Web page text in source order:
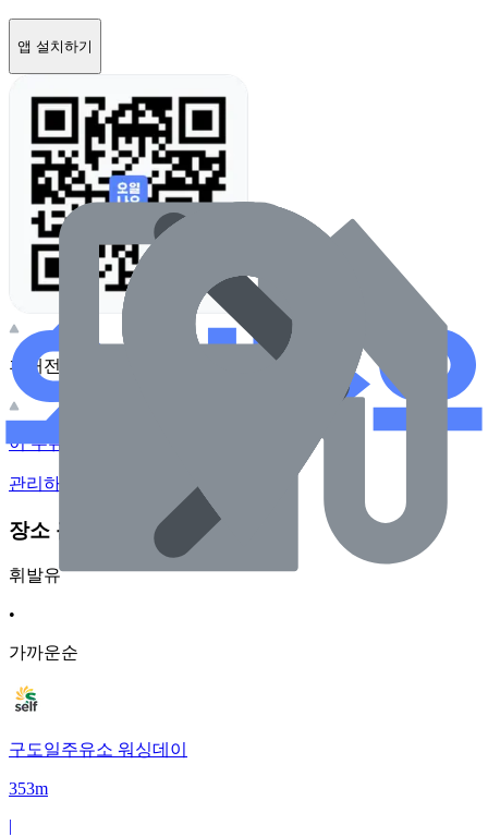
앱 설치하기
휴대전화 카메라로 찍어보세요
이 주유소의 사장님이신가요?
관리하기
장소 근처 주유소
휘발유
•
가까운순
구도일주유소 워싱데이
353m
|